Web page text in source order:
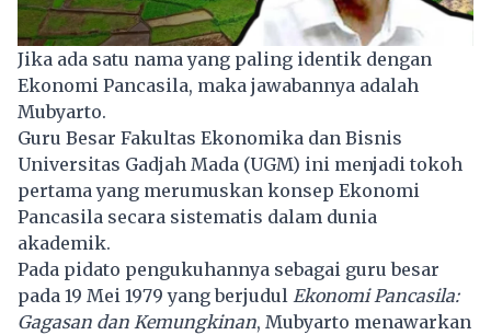
Jika ada satu nama yang paling identik dengan
Ekonomi Pancasila, maka jawabannya adalah
Mubyarto.
Guru Besar Fakultas Ekonomika dan Bisnis
Universitas Gadjah Mada (UGM) ini menjadi tokoh
pertama yang merumuskan konsep Ekonomi
Pancasila secara sistematis dalam dunia
akademik.
Pada pidato pengukuhannya sebagai guru besar
pada 19 Mei 1979 yang berjudul Ekonomi Pancasila:
Gagasan dan Kemungkinan, Mubyarto menawarkan